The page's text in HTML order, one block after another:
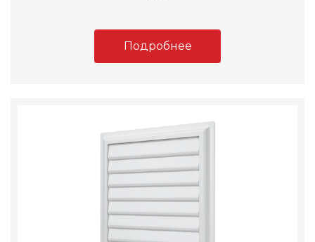
Подробнее